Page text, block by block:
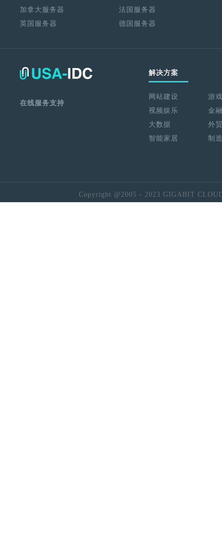
加拿大服务器
法国服务器
英国服务器
德国服务器
在线服务支持
解决方案
网站建设
游
视频娱乐
金
大数据
外
智能家居
制
Copyright @2005 - 2023 GIGABIT